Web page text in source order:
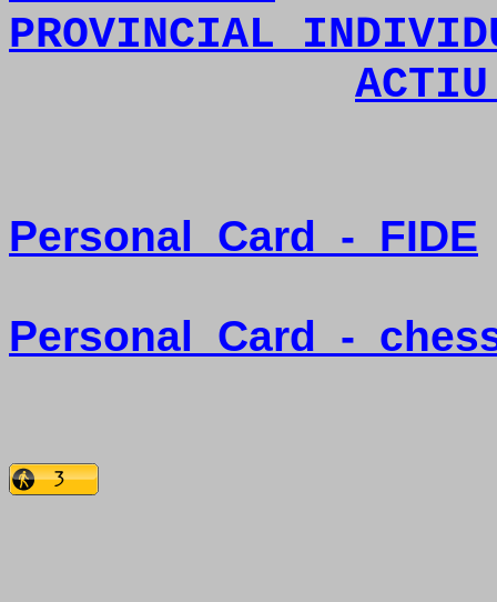
PROVINCIAL
Personal Card - FIDE
Personal Card -